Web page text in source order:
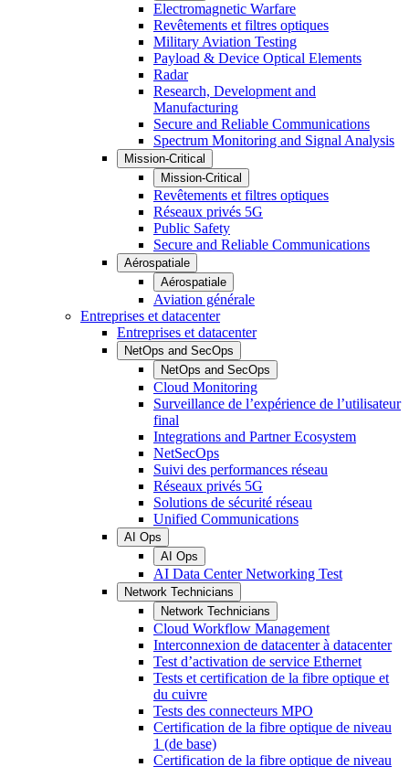
Electromagnetic Warfare
Revêtements et filtres optiques
Military Aviation Testing
Payload & Device Optical Elements
Radar
Research, Development and
Manufacturing
Secure and Reliable Communications
Spectrum Monitoring and Signal Analysis
Mission-Critical
Mission-Critical
Revêtements et filtres optiques
Réseaux privés 5G
Public Safety
Secure and Reliable Communications
Aérospatiale
Aérospatiale
Aviation générale
Entreprises et datacenter
Entreprises et datacenter
NetOps and SecOps
NetOps and SecOps
Cloud Monitoring
Surveillance de l’expérience de l’utilisateur
final
Integrations and Partner Ecosystem
NetSecOps
Suivi des performances réseau
Réseaux privés 5G
Solutions de sécurité réseau
Unified Communications
AI Ops
AI Ops
AI Data Center Networking Test
Network Technicians
Network Technicians
Cloud Workflow Management
Interconnexion de datacenter à datacenter
Test d’activation de service Ethernet
Tests et certification de la fibre optique et
du cuivre
Tests des connecteurs MPO
Certification de la fibre optique de niveau
1 (de base)
Certification de la fibre optique de niveau